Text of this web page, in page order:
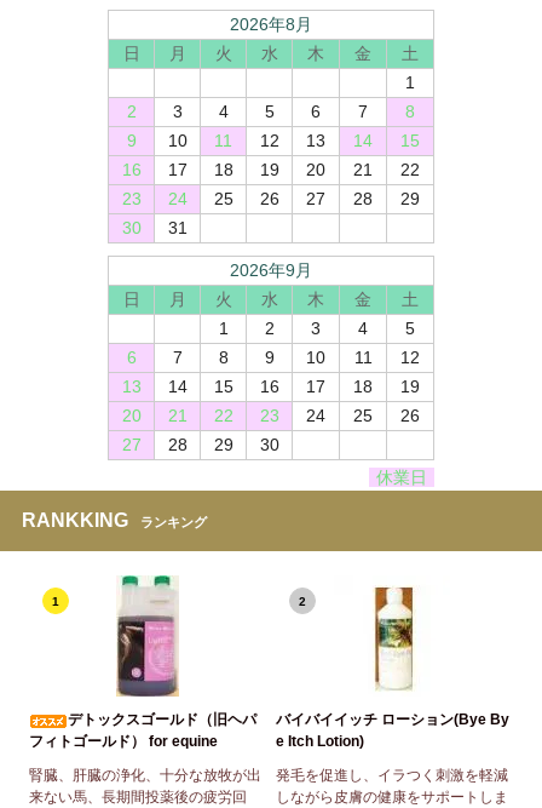
2026年8月
日
月 火 水 木 金
土
1
2
3 4 5 6 7
8
9
10 11 12 13 14
15
16
17 18 19 20 21
22
23
24 25 26 27 28
29
30
31
2026年9月
日
月 火 水 木 金
土
1
2 3 4
5
6
7 8 9 10 11
12
13
14 15 16 17 18
19
20
21 22 23 24 25
26
27
28 29
30
休業日
RANKKING ランキング
1
デトックスゴールド（旧ヘパ
フィトゴールド） for equine
腎臓、肝臓の浄化、十分な放牧が出
来ない馬、長期間投薬後の疲労回
2
バイバイイッチ ローション(Bye By
e Itch Lotion)
発毛を促進し、イラつく刺激を軽減
しながら皮膚の健康をサポートしま